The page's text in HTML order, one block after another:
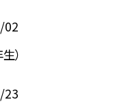
02
）
23